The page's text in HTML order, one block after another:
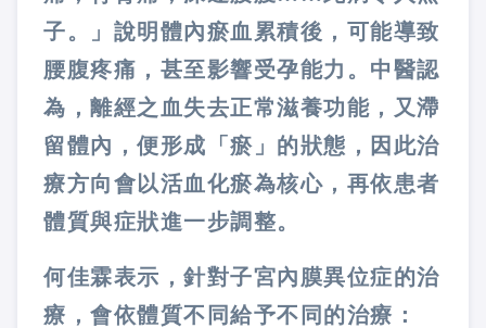
子。」說明體內瘀血累積後，可能導致
腰腹疼痛，甚至影響受孕能力。中醫認
為，離經之血失去正常滋養功能，又滯
留體內，便形成「瘀」的狀態，因此治
療方向會以活血化瘀為核心，再依患者
體質與症狀進一步調整。
何佳霖表示，針對子宮內膜異位症的治
療，會依體質不同給予不同的治療：